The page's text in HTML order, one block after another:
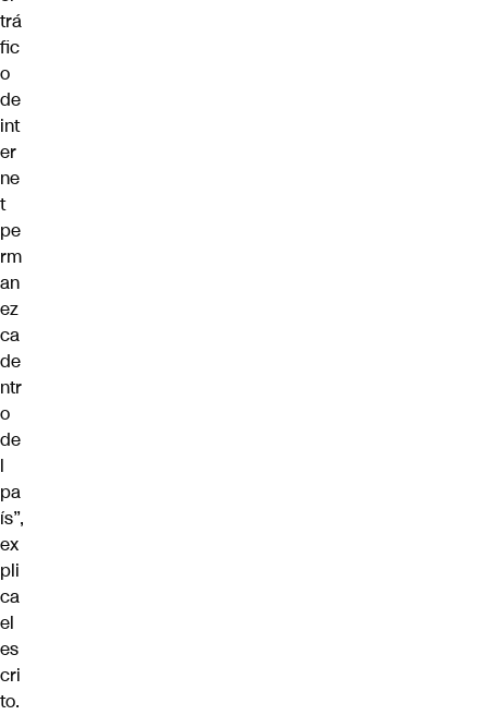
trá
fic
o
de
int
er
ne
t
pe
rm
an
ez
ca
de
ntr
o
de
l
pa
ís”,
ex
pli
ca
el
es
cri
to.